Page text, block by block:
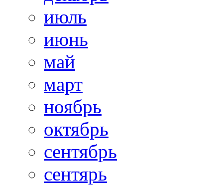
июль
июнь
май
март
ноябрь
октябрь
сентябрь
сентярь